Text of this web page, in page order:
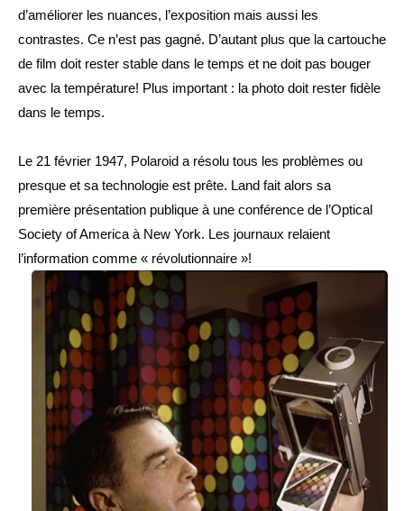
d’améliorer les nuances, l’exposition mais aussi les
contrastes. Ce n’est pas gagné. D’autant plus que la cartouche
de film doit rester stable dans le temps et ne doit pas bouger
avec la température! Plus important : la photo doit rester fidèle
dans le temps.
Le 21 février 1947, Polaroid a résolu tous les problèmes ou
presque et sa technologie est prête. Land fait alors sa
première présentation publique à une conférence de l’Optical
Society of America à New York. Les journaux relaient
l’information comme « révolutionnaire »!